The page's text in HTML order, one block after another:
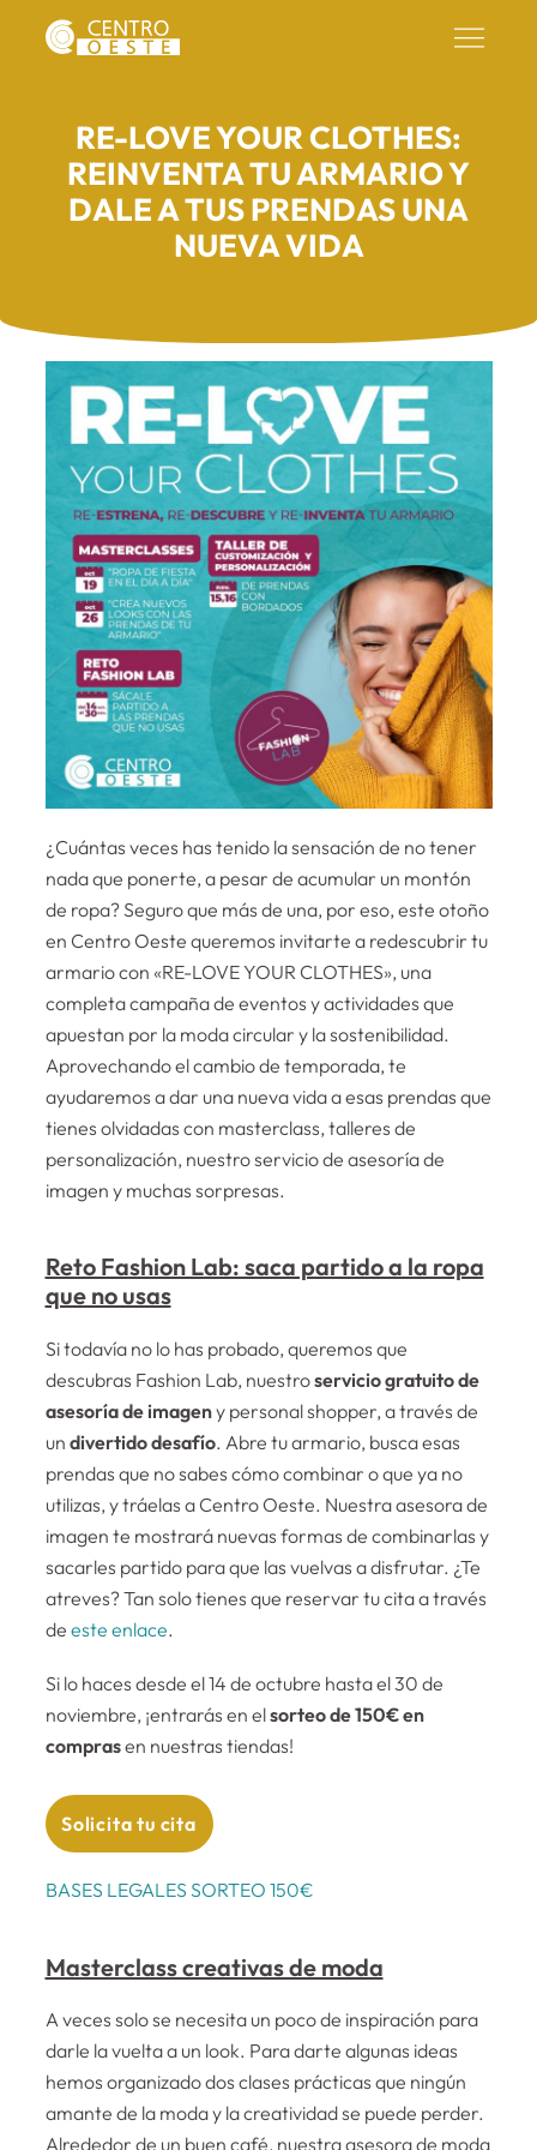
RE-LOVE YOUR CLOTHES:
REINVENTA TU ARMARIO Y
DALE A TUS PRENDAS UNA
NUEVA VIDA
¿Cuántas veces has tenido la sensación de no tener
nada que ponerte, a pesar de acumular un montón
de ropa? Seguro que más de una, por eso, este otoño
en Centro Oeste queremos invitarte a redescubrir tu
armario con «RE-LOVE YOUR CLOTHES», una
completa campaña de eventos y actividades que
apuestan por la moda circular y la sostenibilidad.
Aprovechando el cambio de temporada, te
ayudaremos a dar una nueva vida a esas prendas que
tienes olvidadas con masterclass, talleres de
personalización, nuestro servicio de asesoría de
imagen y muchas sorpresas.
Reto Fashion Lab: saca partido a la ropa
que no usas
Si todavía no lo has probado, queremos que
descubras Fashion Lab, nuestroservicio gratuito de
asesoría de imageny personal shopper, a través de
un divertido desafío. Abre tu armario, busca esas
prendas que no sabes cómo combinar o que ya no
utilizas, y tráelas a Centro Oeste. Nuestra asesora de
imagen te mostrará nuevas formas de combinarlas y
sacarles partido para que las vuelvas a disfrutar. ¿Te
atreves? Tan solo tienes que reservar tu cita a través
de este enlace.
Si lo haces desde el 14 de octubre hasta el 30 de
noviembre, ¡entrarás en elsorteo de 150€ en
comprasen nuestras tiendas!
Solicita tu cita
BASES LEGALES SORTEO 150€
Masterclass creativas de moda
A veces solo se necesita un poco de inspiración para
darle la vuelta a un look. Para darte algunas ideas
hemos organizado dos clases prácticas que ningún
amante de la moda y la creatividad se puede perder.
Alrededor de un buen café, nuestra asesora de moda